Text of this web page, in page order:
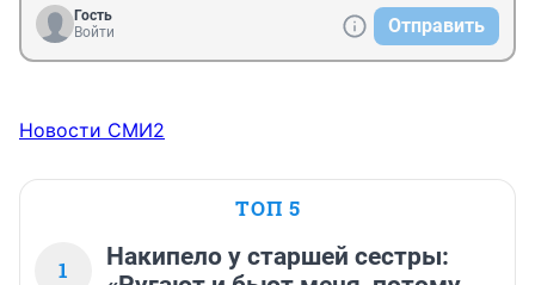
Гость
Войти
Отправить
Новости СМИ2
ТОП 5
1
Накипело у старшей сестры: